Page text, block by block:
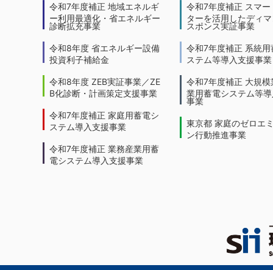
令和7年度補正 地域エネルギ
ー利用最適化・省エネルギー
診断拡充事業
令和8年度 省エネルギー設備
投資利子補給金
令和8年度 ZEB実証事業／ZE
B化診断・計画策定支援事業
令和7年度補正 家庭用蓄電シ
ステム導入支援事業
令和7年度補正 業務産業用蓄
電システム導入支援事業
令和7年度補正 スマー
ターを活用したディ
スポンス実証事業
令和7年度補正 系統用
ステム等導入支援事業
令和7年度補正 大規模
業用蓄電システム等
事業
東京都 家庭のゼロエ
ン行動推進事業